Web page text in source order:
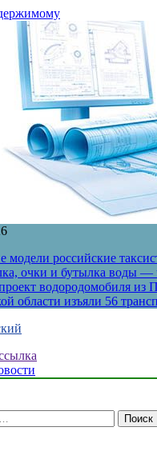
модели российские
очки и бутылка воды —
водородомобиля из
области изъяли 56